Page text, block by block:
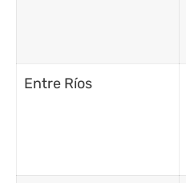
Entre Ríos